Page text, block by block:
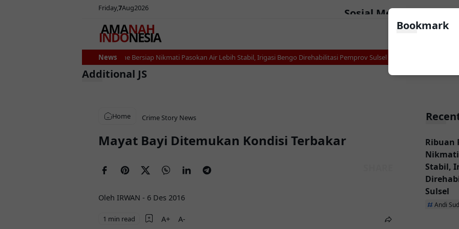
Friday7Aug2026 Sosial Media
News
Ribuan Petani Bone Bersiap Nikmati Pasokan Air Lebih Stabil, Irigasi Bengo Direhabilitasi Pemprov Sulsel Makarena Wali Kota
Home Crime Story News
Mayat Bayi Ditemukan Kondisi Terbakar
Oleh IRWAN - 6 Des 2016
1 min read
Ribuan
Stabil,
Sulsel
Andi
Bookmark
Additional JS